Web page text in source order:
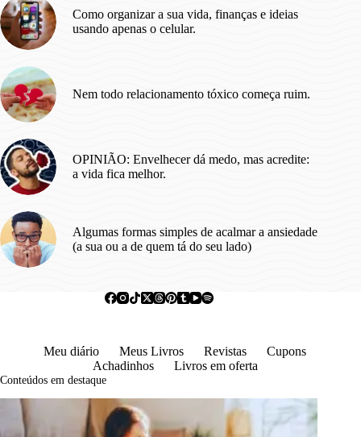
Como organizar a sua vida, finanças e ideias
usando apenas o celular.
Nem todo relacionamento tóxico começa ruim.
OPINIÃO: Envelhecer dá medo, mas acredite:
a vida fica melhor.
Algumas formas simples de acalmar a ansiedade
(a sua ou a de quem tá do seu lado)
Meu diário Meus Livros Revistas
Cupons
Achadinhos
Livros em oferta
Conteúdos em destaque